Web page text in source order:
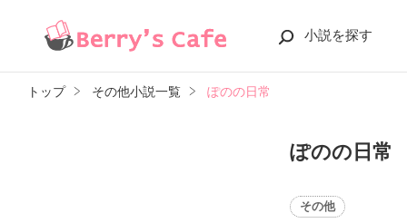
小説を探す
トップ その他小説一覧 ぽのの日常
ぽのの日常
その他